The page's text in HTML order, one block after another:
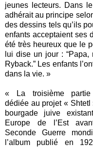
jeunes lecteurs. Dans
adhérait au principe
des dessins tels qu’ils
enfants acceptaient ses
été très heureux que le
lui dise un jour :
Ryback.” Les enfants
dans la vie. »
« La troisième
dédiée au projet « Shtetl
bourgade juive
Europe de l’Est
Seconde Guerre
l’album publié en